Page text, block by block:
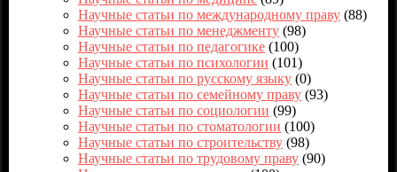
Научные статьи по международному праву (88)
Научные статьи по менеджменту (98)
Научные статьи по педагогике (100)
Научные статьи по психологии (101)
Научные статьи по русскому языку (0)
Научные статьи по семейному праву (93)
Научные статьи по социологии (99)
Научные статьи по стоматологии (100)
Научные статьи по строительству (98)
Научные статьи по трудовому праву (90)